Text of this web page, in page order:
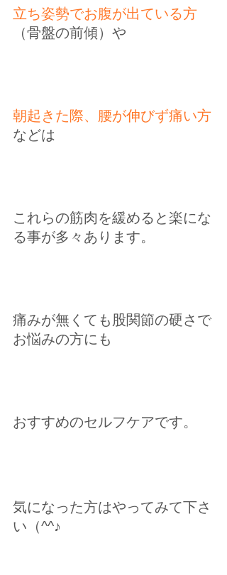
立ち姿勢でお腹が出ている方
（骨盤の前傾）や
朝起きた際、腰が伸びず痛い方
などは
これらの筋肉を緩めると楽にな
る事が多々あります。
痛みが無くても股関節の硬さで
お悩みの方にも
おすすめのセルフケアです。
気になった方はやってみて下さ
い（^^♪